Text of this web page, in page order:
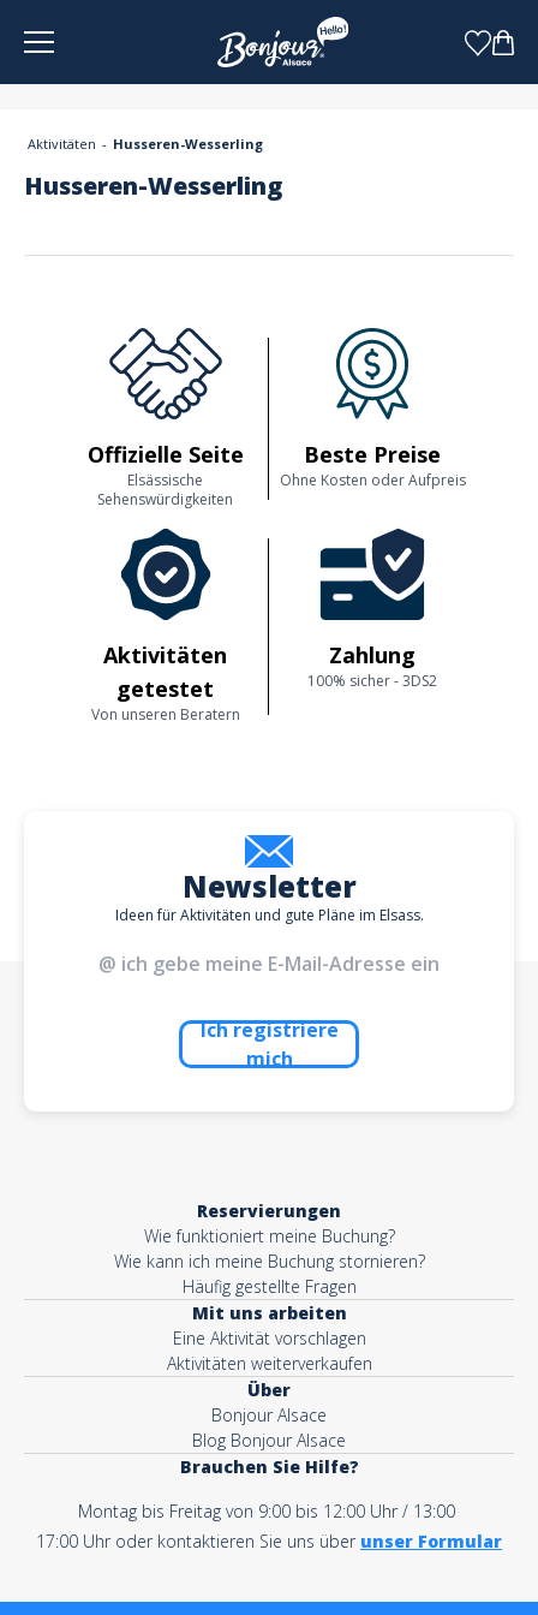
Aktivitäten Husseren-Wesserling
Husseren-Wesserling
Offizielle Seite
Elsässische
Sehenswürdigkeiten
Beste Preise
Ohne Kosten oder Aufpreis
Aktivitäten
getestet
Von unseren Beratern
Zahlung
100% sicher - 3DS2
Newsletter
Ideen für Aktivitäten und gute Pläne im Elsass.
Ich registriere
mich
Reservierungen
Wie funktioniert meine Buchung?
Wie kann ich meine Buchung stornieren?
Häufig gestellte Fragen
Mit uns arbeiten
Eine Aktivität vorschlagen
Aktivitäten weiterverkaufen
Über
Bonjour Alsace
Blog Bonjour Alsace
Brauchen Sie Hilfe?
Montag bis Freitag von 9:00 bis 12:00 Uhr / 13:00
17:00 Uhr oder kontaktieren Sie uns über unser Formular